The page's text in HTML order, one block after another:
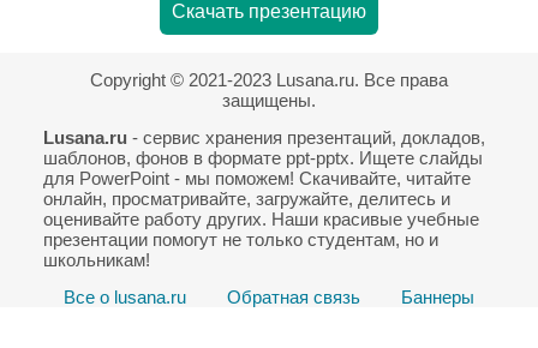
Скачать презентацию
Copyright © 2021-2023 Lusana.ru. Все права
защищены.
Lusana.ru - сервис хранения презентаций, докладов,
шаблонов, фонов в формате ppt-pptx. Ищете слайды
для PowerPoint - мы поможем! Скачивайте, читайте
онлайн, просматривайте, загружайте, делитесь и
оценивайте работу других. Наши красивые учебные
презентации помогут не только студентам, но и
школьникам!
Все о lusana.ru
Обратная связь Баннеры